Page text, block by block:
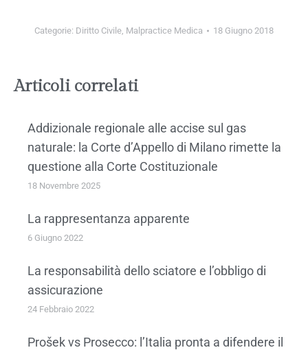
Categorie: Diritto Civile Malpractice Medica 18 Giugno 2018
Articoli correlati
Addizionale regionale alle accise sul gas
naturale: la Corte d’Appello di Milano rimette la
questione alla Corte Costituzionale
18 Novembre 2025
La rappresentanza apparente
6 Giugno 2022
La responsabilità dello sciatore e l’obbligo di
assicurazione
24 Febbraio 2022
Prošek vs Prosecco: l’Italia pronta a difendere il